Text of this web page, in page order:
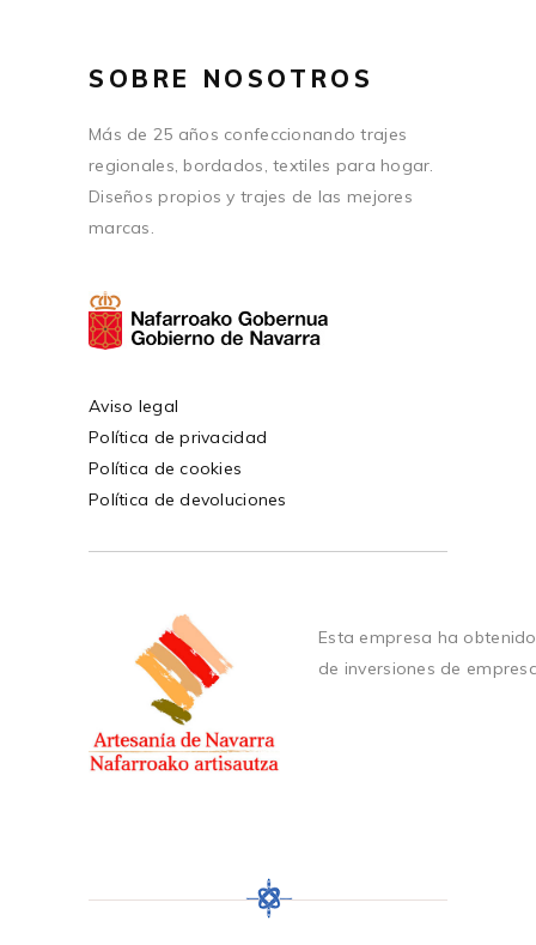
SOBRE NOSOTROS
Más de 25 años confeccionando trajes
regionales, bordados, textiles para hogar.
Diseños propios y trajes de las mejores
marcas.
Aviso legal
Política de privacidad
Política de cookies
Política de devoluciones
Esta empresa ha
de inversiones de